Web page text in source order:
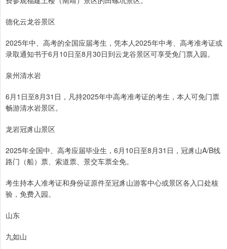
德化云龙谷景区
2025年中、高考的全国应届考生，凭本人2025年中考、高考准考证或
录取通知书于6月10日至8月30日到云龙谷景区可享受免门票入园。
泉州清水岩
6月1日至8月31日，凡持2025年中高考准考证的考生，本人可免门票
畅游清水岩景区。
龙岩冠豸山景区
2025年全国中、高考应届毕业生，6月10日至8月31日，冠豸山A/B线
路门（船）票、索道票、景交车票全免。
考生持本人准考证和身份证原件至冠豸山游客中心或景区各入口处核
验，免费入园。
山东
九如山